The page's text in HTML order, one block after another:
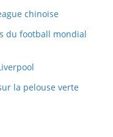
chinoise
du football mondial
la pelouse verte